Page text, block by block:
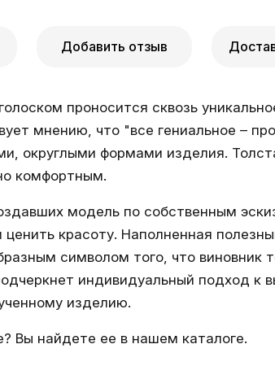
Добавить отзыв
проносится сквозь
мнению, что "все гениальное –
округлыми формами изделия.
комфортным.
модель по собственным
красоту. Наполненная
символом того, что
индивидуальный подход
изделию.
Вы найдете ее в нашем каталоге.